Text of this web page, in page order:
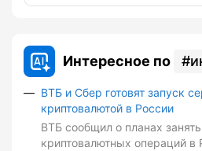
Интересное по
ВТБ и Сбер готовят запуск
криптовалютой в России
ВТБ сообщил о планах
криптовалютных операций в